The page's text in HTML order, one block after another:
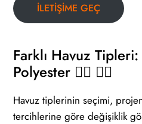
İLETİŞİME GEÇ
Farklı Havuz
Polyester 🏠‍🛁 🏊‍♀️
Havuz tiplerinin seçimi,
tercihlerine göre değişiklik